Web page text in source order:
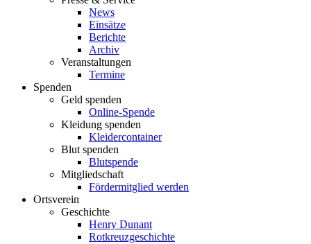
News
Einsätze
Berichte
Archiv
Veranstaltungen
Termine
Spenden
Geld spenden
Online-Spende
Kleidung spenden
Kleidercontainer
Blut spenden
Blutspende
Mitgliedschaft
Fördermitglied werden
Ortsverein
Geschichte
Henry Dunant
Rotkreuzgeschichte